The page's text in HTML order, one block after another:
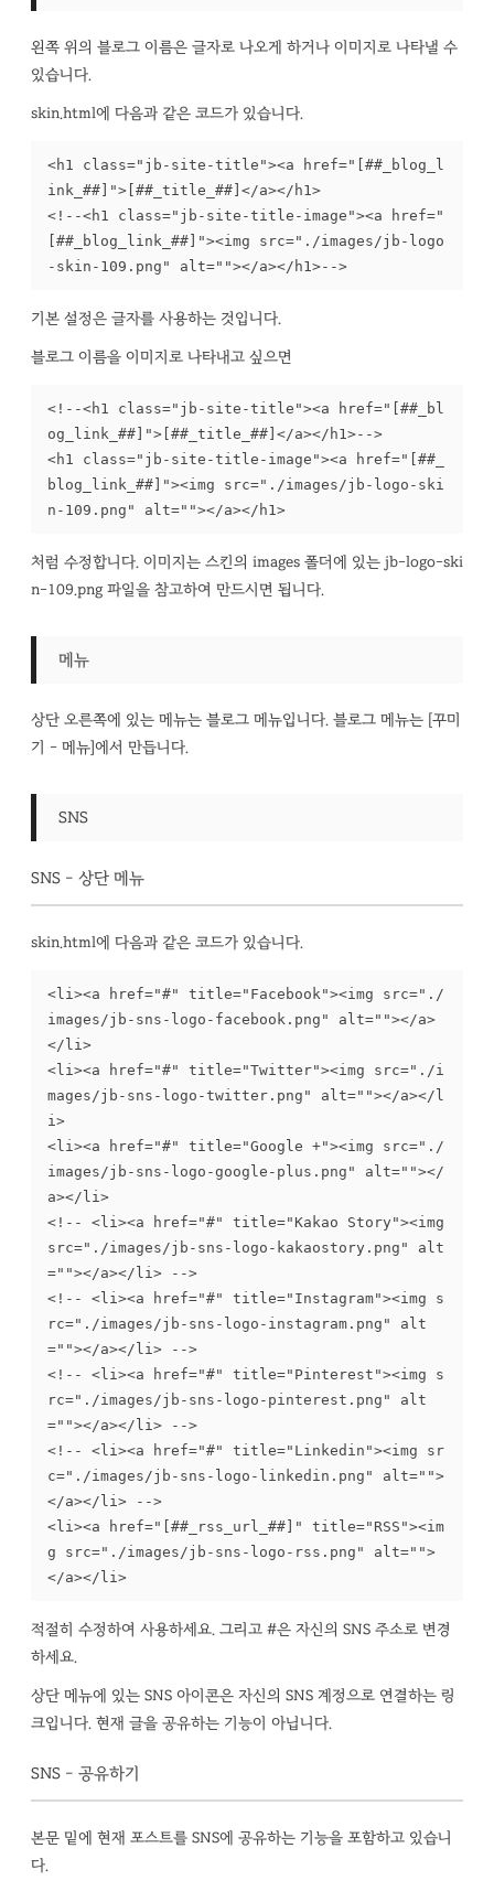
왼쪽 위의 블로그 이름은 글자로 나오게 하거나 이미지로 나타낼 수
있습니다.
skin.html에 다음과 같은 코드가 있습니다.
<h1 class="jb-site-title"><a href="[##_blog_l
ink_##]">[##_title_##]</a></h1>
<!--<h1 class="jb-site-title-image"><a href="
[##_blog_link_##]"><img src="./images/jb-logo
-skin-109.png" alt=""></a></h1>-->
기본 설정은 글자를 사용하는 것입니다.
블로그 이름을 이미지로 나타내고 싶으면
<!--<h1 class="jb-site-title"><a href="[##_bl
og_link_##]">[##_title_##]</a></h1>-->
<h1 class="jb-site-title-image"><a href="[##_
blog_link_##]"><img src="./images/jb-logo-ski
n-109.png" alt=""></a></h1>
처럼 수정합니다. 이미지는 스킨의 images 폴더에 있는 jb-logo-ski
n-109.png 파일을 참고하여 만드시면 됩니다.
메뉴
상단 오른쪽에 있는 메뉴는 블로그 메뉴입니다. 블로그 메뉴는 [꾸미
기 - 메뉴]에서 만듭니다.
SNS
SNS - 상단 메뉴
skin.html에 다음과 같은 코드가 있습니다.
<li><a href="#" title="Facebook"><img src="./
images/jb-sns-logo-facebook.png" alt=""></a>
</li>
<li><a href="#" title="Twitter"><img src="./i
mages/jb-sns-logo-twitter.png" alt=""></a></l
i>
<li><a href="#" title="Google +"><img src="./
images/jb-sns-logo-google-plus.png" alt=""></
a></li>
<!-- <li><a href="#" title="Kakao Story"><img
src="./images/jb-sns-logo-kakaostory.png" alt
=""></a></li> -->
<!-- <li><a href="#" title="Instagram"><img s
rc="./images/jb-sns-logo-instagram.png" alt
=""></a></li> -->
<!-- <li><a href="#" title="Pinterest"><img s
rc="./images/jb-sns-logo-pinterest.png" alt
=""></a></li> -->
<!-- <li><a href="#" title="Linkedin"><img sr
c="./images/jb-sns-logo-linkedin.png" alt="">
</a></li> -->
<li><a href="[##_rss_url_##]" title="RSS"><im
g src="./images/jb-sns-logo-rss.png" alt="">
</a></li>
적절히 수정하여 사용하세요. 그리고 #은 자신의 SNS 주소로 변경
하세요.
상단 메뉴에 있는 SNS 아이콘은 자신의 SNS 계정으로 연결하는 링
크입니다. 현재 글을 공유하는 기능이 아닙니다.
SNS - 공유하기
본문 밑에 현재 포스트를 SNS에 공유하는 기능을 포함하고 있습니
다.